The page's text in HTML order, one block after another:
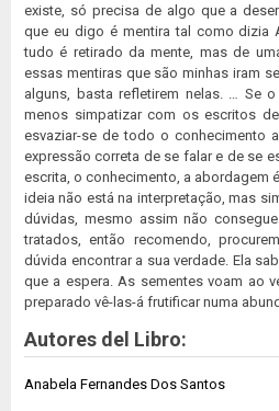
existe, só precisa de algo que a
que eu digo é mentira tal como dizia
tudo é retirado da mente, mas de
essas mentiras que são minhas iram
alguns, basta refletirem nelas. … Se
menos simpatizar com os escritos
esvaziar-se de todo o conhecimento
expressão correta de se falar e de se
escrita, o conhecimento, a abordagem
ideia não está na interpretação, mas
dúvidas, mesmo assim não
tratados, então recomendo,
dúvida encontrar a sua verdade. Ela
que a espera. As sementes voam ao
preparado vê-las-á frutificar numa
Autores del Libro:
Anabela Fernandes Dos Santos